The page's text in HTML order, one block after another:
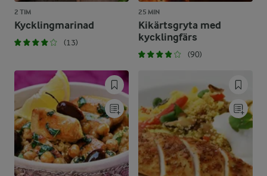
2 TIM
Kycklingmarinad
(13)
25 MIN
Kikärtsgryta med
kycklingfärs
(90)